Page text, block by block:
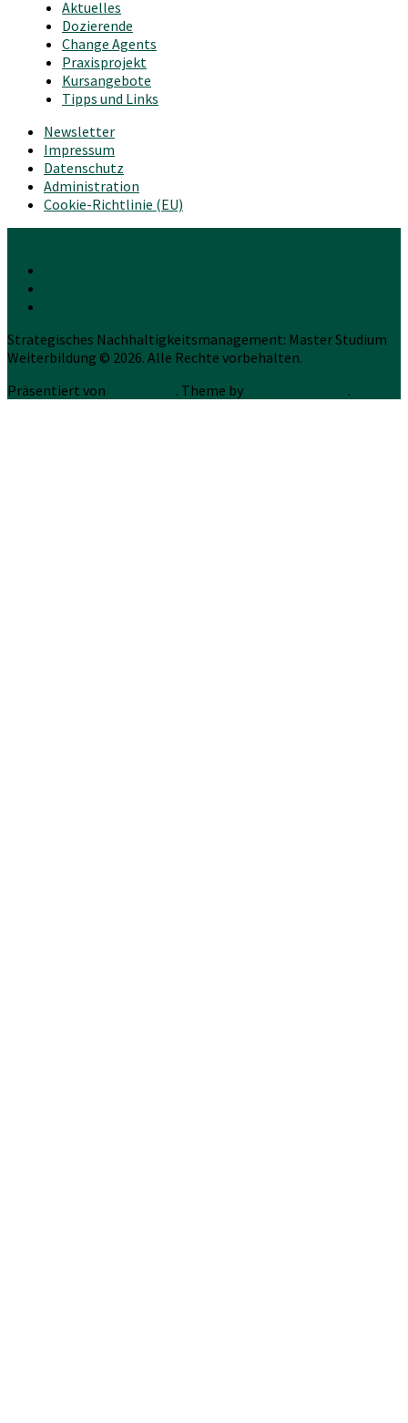
Aktuelles
Dozierende
Change Agents
Praxisprojekt
Kursangebote
Tipps und Links
Newsletter
Impressum
Datenschutz
Administration
Cookie-Richtlinie (EU)
Strategisches Nachhaltigkeitsmanagement: Master Studium
Weiterbildung © 2026. Alle Rechte vorbehalten.
Präsentiert von
. Theme by .